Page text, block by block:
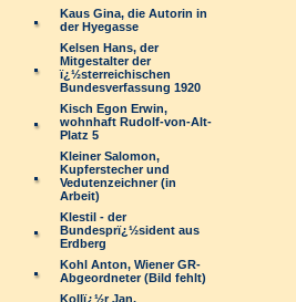
Kaus Gina, die Autorin in
der Hyegasse
Kelsen Hans, der
Mitgestalter der
ï¿½sterreichischen
Bundesverfassung 1920
Kisch Egon Erwin,
wohnhaft Rudolf-von-Alt-
Platz 5
Kleiner Salomon,
Kupferstecher und
Vedutenzeichner (in
Arbeit)
Klestil - der
Bundesprï¿½sident aus
Erdberg
Kohl Anton, Wiener GR-
Abgeordneter (Bild fehlt)
Kollï¿½r Jan,